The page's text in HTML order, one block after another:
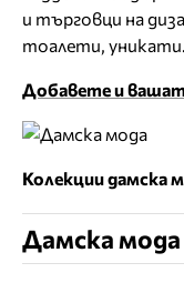
и търговци на
тоалети, уникати.
Добавете и
Колекции дамска
Дамска